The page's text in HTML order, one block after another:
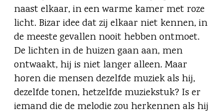
naast elkaar, in een warme kamer met roze
licht. Bizar idee dat zij elkaar niet kennen, in
de meeste gevallen nooit hebben ontmoet.
De lichten in de huizen gaan aan, men
ontwaakt, hij is niet langer alleen. Maar
horen die mensen dezelfde muziek als hij,
dezelfde tonen, hetzelfde muziekstuk? Is er
iemand die de melodie zou herkennen als hij